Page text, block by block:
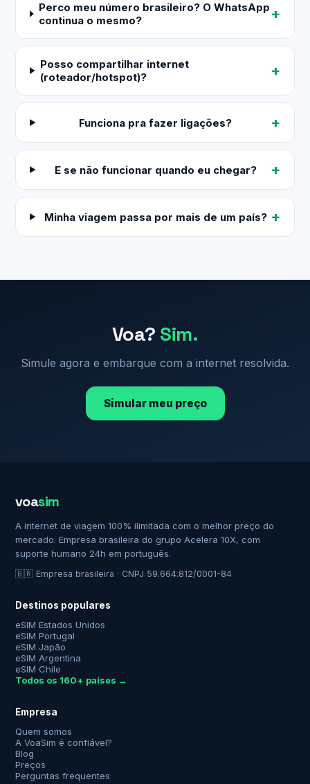
Perco meu número brasileiro? O WhatsApp
continua o mesmo?
Posso compartilhar internet
(roteador/hotspot)?
Funciona pra fazer ligações?
E se não funcionar quando eu chegar?
Minha viagem passa por mais de um país?
Voa? Sim.
Simule agora e embarque com a internet resolvida.
Simular meu preço
voasim
A internet de viagem 100% ilimitada com o melhor preço do
mercado. Empresa brasileira do grupo Acelera 10X, com
suporte humano 24h em português.
🇧🇷 Empresa brasileira · CNPJ 59.664.812/0001-84
Destinos populares
eSIM Estados Unidos
eSIM Portugal
eSIM Japão
eSIM Argentina
eSIM Chile
Todos os 160+ países →
Empresa
Quem somos
A VoaSim é confiável?
Blog
Preços
Perguntas frequentes